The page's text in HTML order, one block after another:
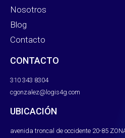
Nosotros
Blog
Contacto
CONTACTO
310 343 8304
⁠cgonzalez@logis4g.com
UBICACIÓN
avenida troncal de occidente 20-85